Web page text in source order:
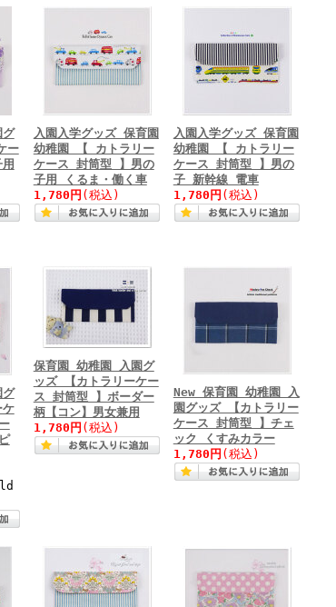
ー
入園入学グッズ 保育園
幼稚園 【 カトラリー
ケース 封筒型 】男の
子用 くるま・働く車
1,780円 (税込)
入園入学グッズ 保育園
幼稚園 【 カトラリー
ケース 封筒型 】男の
子 新幹線 電車
1,780円 (税込)
保育園 幼稚園 入園グ
ッズ 【カトラリーケー
ス 封筒型 】ボーダー
柄【コン】男女兼用
1,780円 (税込)
New 保育園 幼稚園 入
園グッズ 【カトラリー
ケース 封筒型 】チェ
ック くすみカラー
1,780円 (税込)